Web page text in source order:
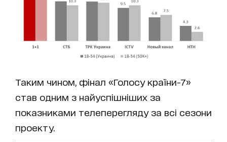
Таким чином, фінал «Голосу країни-7»
став одним з найуспішніших за
показниками телеперегляду за всі сезони
проекту.